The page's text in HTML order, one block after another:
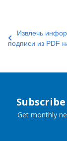
Извлечь
подписи из PDF
Get monthly